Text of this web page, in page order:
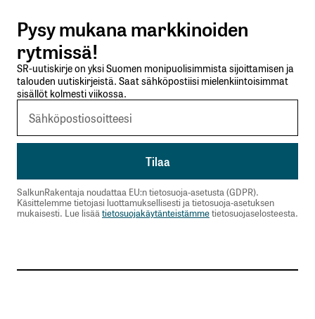
Lähetä kommentti
Pysy mukana markkinoiden
rytmissä!
SR-uutiskirje on yksi Suomen monipuolisimmista sijoittamisen ja
talouden uutiskirjeistä. Saat sähköpostiisi mielenkiintoisimmat
sisällöt kolmesti viikossa.
SalkunRakentaja noudattaa EU:n tietosuoja-asetusta (GDPR).
Käsittelemme tietojasi luottamuksellisesti ja tietosuoja-asetuksen
mukaisesti. Lue lisää tietosuojakäytänteistämmetietosuojaselosteesta.